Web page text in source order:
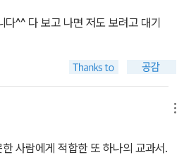
나 읽을 수 있을만한 역사교과서라고
있다. 김구, 여운형, 이승만, 조봉암,
등 한국현대사를 수놓은 정치가는 물
재규, 차지철 같은 정권의 막후실력자
건희 같은 기업가들, 윤이상, 김지하,
, 안성기 같은 문화예술인들, 그리고
의 이야기가 함께 버무려졌다. 역사
^^ 다 보고 나면 저도 보려고 대기
사람에게 적합한 또 하나의 교과서.